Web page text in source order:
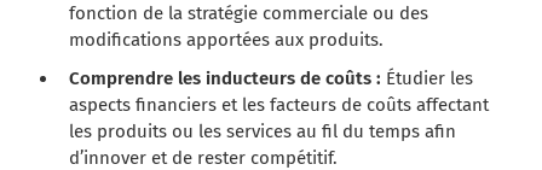
fonction de la stratégie commerciale ou des
modifications apportées aux produits.
Comprendre les inducteurs de coûts : Étudier les
aspects financiers et les facteurs de coûts affectant
les produits ou les services au fil du temps afin
d’innover et de rester compétitif.